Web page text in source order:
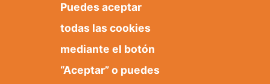
Ayuntamiento de Orxeta
Plaza Dr. Ferrándiz, 1
Puedes aceptar
todas las cookies
mediante el botón
“Aceptar” o puedes